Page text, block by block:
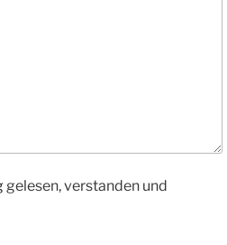
gelesen, verstanden und